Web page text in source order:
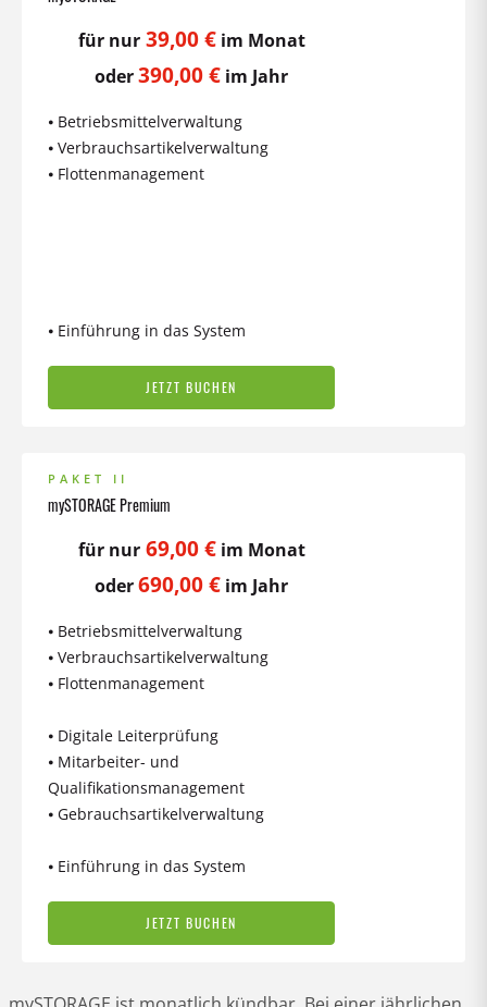
für nur39,00 €im Monat
oder390,00 € im Jahr
⦁ Betriebsmittelverwaltung
⦁ Verbrauchsartikelverwaltung
⦁ Flottenmanagement
⦁ Einführung in das System
JETZT BUCHEN
PAKET II
mySTORAGE Premium
für nur69,00 €im Monat
oder690,00 € im Jahr
⦁ Betriebsmittelverwaltung
⦁ Verbrauchsartikelverwaltung
⦁ Flottenmanagement
⦁ Digitale Leiterprüfung
⦁ Mitarbeiter- und
Qualifikationsmanagement
⦁ Gebrauchsartikelverwaltung
⦁ Einführung in das System
JETZT BUCHEN